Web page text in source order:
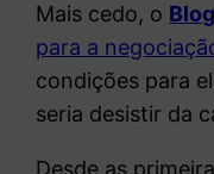
Mais cedo, o
para a
condições para
seria desistir da
Desde as